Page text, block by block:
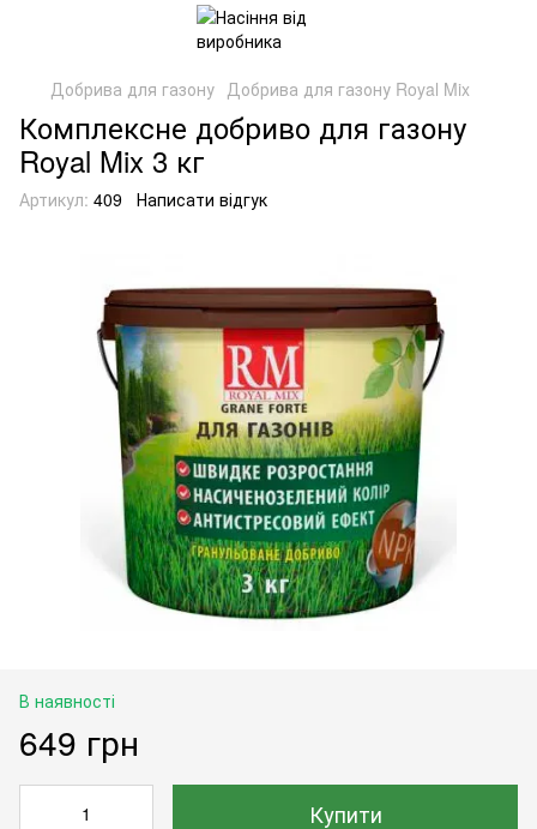
Добрива для газону Добрива для газону Royal Mix
Комплексне добриво для газону
Royal Mix 3 кг
Артикул: 409 Написати відгук
В наявності
649 грн
Купити